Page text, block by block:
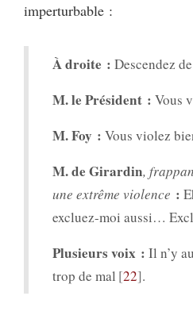
imperturbable :
À droite : Descendez
M. le Président : Vous
M. Foy : Vous violez
M. de Girardin,
une extrême violence :
excluez-moi aussi…
Plusieurs voix : Il n’y
trop de mal 22 .